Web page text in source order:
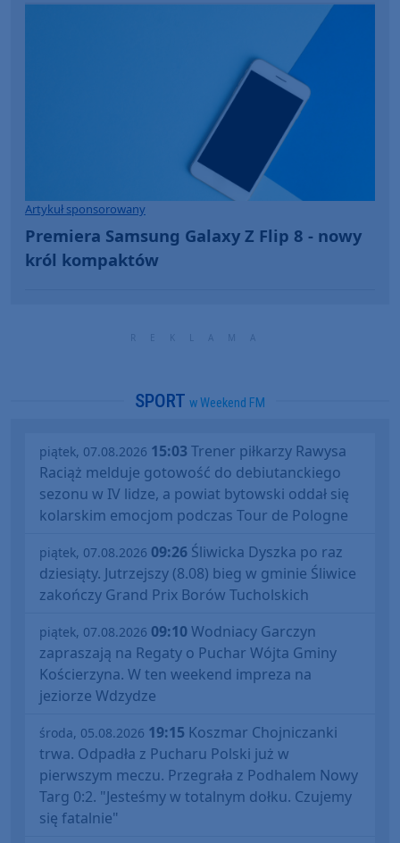
Artykuł sponsorowany
Premiera Samsung Galaxy Z Flip 8 - nowy
król kompaktów
SPORT w Weekend FM
piątek, 07.08.2026 15:03Trener piłkarzy Rawysa
Raciąż melduje gotowość do debiutanckiego
sezonu w IV lidze, a powiat bytowski oddał się
kolarskim emocjom podczas Tour de Pologne
piątek, 07.08.2026 09:26 Śliwicka Dyszka po raz
dziesiąty. Jutrzejszy (8.08) bieg w gminie Śliwice
zakończy Grand Prix Borów Tucholskich
piątek, 07.08.2026 09:10Wodniacy Garczyn
zapraszają na Regaty o Puchar Wójta Gminy
Kościerzyna. W ten weekend impreza na
jeziorze Wdzydze
środa, 05.08.2026 19:15 Koszmar Chojniczanki
trwa. Odpadła z Pucharu Polski już w
pierwszym meczu. Przegrała z Podhalem Nowy
Targ 0:2. "Jesteśmy w totalnym dołku. Czujemy
się fatalnie"